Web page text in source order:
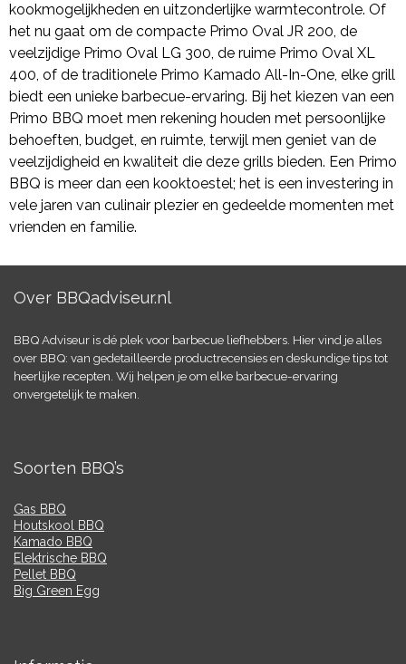
kookmogelijkheden en uitzonderlijke warmtecontrole. Of
het nu gaat om de compacte Primo Oval JR 200, de
veelzijdige Primo Oval LG 300, de ruime Primo Oval XL
400, of de traditionele Primo Kamado All-In-One, elke grill
biedt een unieke barbecue-ervaring. Bij het kiezen van een
Primo BBQ moet men rekening houden met persoonlijke
behoeften, budget, en ruimte, terwijl men geniet van de
veelzijdigheid en kwaliteit die deze grills bieden. Een Primo
BBQ is meer dan een kooktoestel; het is een investering in
vele jaren van culinair plezier en gedeelde momenten met
vrienden en familie.
Over BBQadviseur.nl
BBQ Adviseur is dé plek voor barbecue liefhebbers. Hier vind je alles
over BBQ: van gedetailleerde productrecensies en deskundige tips tot
heerlijke recepten. Wij helpen je om elke barbecue-ervaring
onvergetelijk te maken.
Soorten BBQ’s
Gas BBQ
Houtskool BBQ
Kamado BBQ
Elektrische BBQ
Pellet BBQ
Big Green Egg